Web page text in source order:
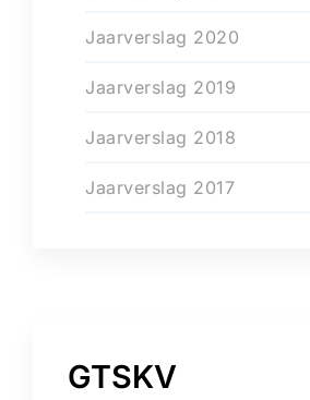
Jaarverslag 2020
Jaarverslag 2019
Jaarverslag 2018
Jaarverslag 2017
GTSKV